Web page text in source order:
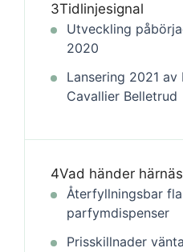
3Tidlinjesignal
Utveckling
2020
Lansering 2021
Cavallier Belletrud
4Vad händer
Återfyllningsbar
parfymdispenser
Prisskillnader